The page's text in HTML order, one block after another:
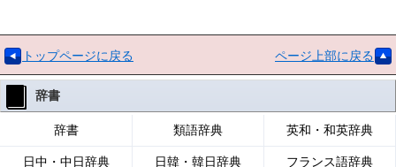
トップページに戻る ページ上部に戻る
辞書
辞書 類語辞典 英和・和英辞典
日中・中日辞典 日韓・韓日辞典 フランス語辞典